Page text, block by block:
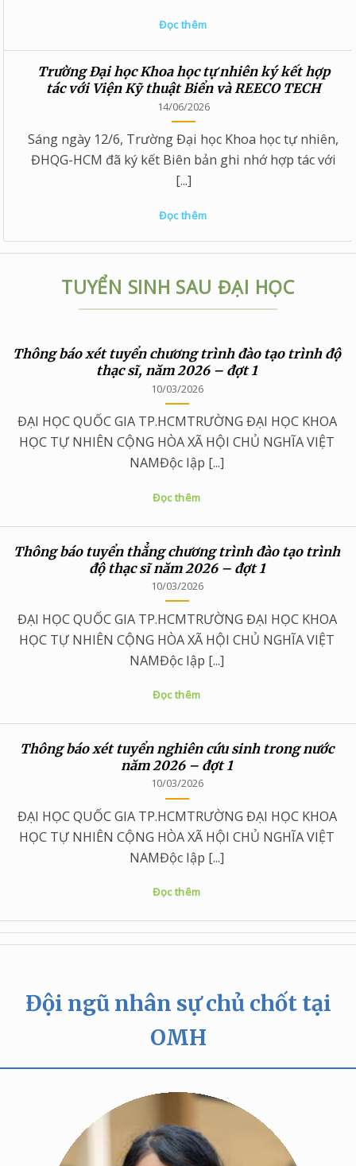
Đọc thêm
Trường Đại học Khoa học tự nhiên ký kết hợp
tác với Viện Kỹ thuật Biển và REECO TECH
14/06/2026
Sáng ngày 12/6, Trường Đại học Khoa học tự nhiên,
ĐHQG-HCM đã ký kết Biên bản ghi nhớ hợp tác với
[...]
Đọc thêm
TUYỂN SINH SAU ĐẠI HỌC
Thông báo xét tuyển chương trình đào tạo trình độ
thạc sĩ, năm 2026 – đợt 1
10/03/2026
ĐẠI HỌC QUỐC GIA TP.HCMTRƯỜNG ĐẠI HỌC KHOA
HỌC TỰ NHIÊN CỘNG HÒA XÃ HỘI CHỦ NGHĨA VIỆT
NAMĐộc lập [...]
Đọc thêm
Thông báo tuyển thẳng chương trình đào tạo trình
độ thạc sĩ năm 2026 – đợt 1
10/03/2026
ĐẠI HỌC QUỐC GIA TP.HCMTRƯỜNG ĐẠI HỌC KHOA
HỌC TỰ NHIÊN CỘNG HÒA XÃ HỘI CHỦ NGHĨA VIỆT
NAMĐộc lập [...]
Đọc thêm
Thông báo xét tuyển nghiên cứu sinh trong nước
năm 2026 – đợt 1
10/03/2026
ĐẠI HỌC QUỐC GIA TP.HCMTRƯỜNG ĐẠI HỌC KHOA
HỌC TỰ NHIÊN CỘNG HÒA XÃ HỘI CHỦ NGHĨA VIỆT
NAMĐộc lập [...]
Đọc thêm
Đội ngũ nhân sự chủ chốt tại
OMH